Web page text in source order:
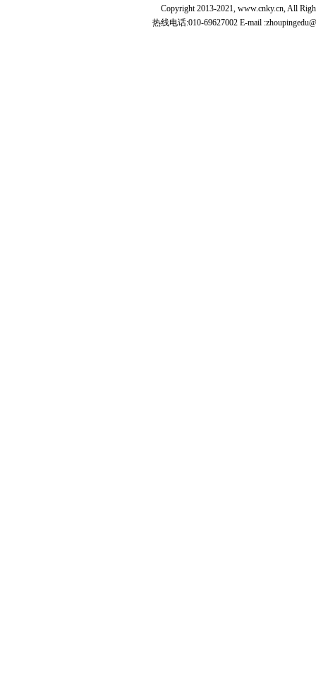
Copyright 2013-2021, www.cnky.cn, All
热线电话:010-69627002 E-mail